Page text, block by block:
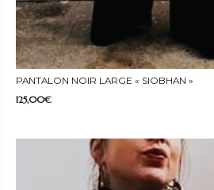
PANTALON NOIR LARGE « SIOBHAN »
125,00€